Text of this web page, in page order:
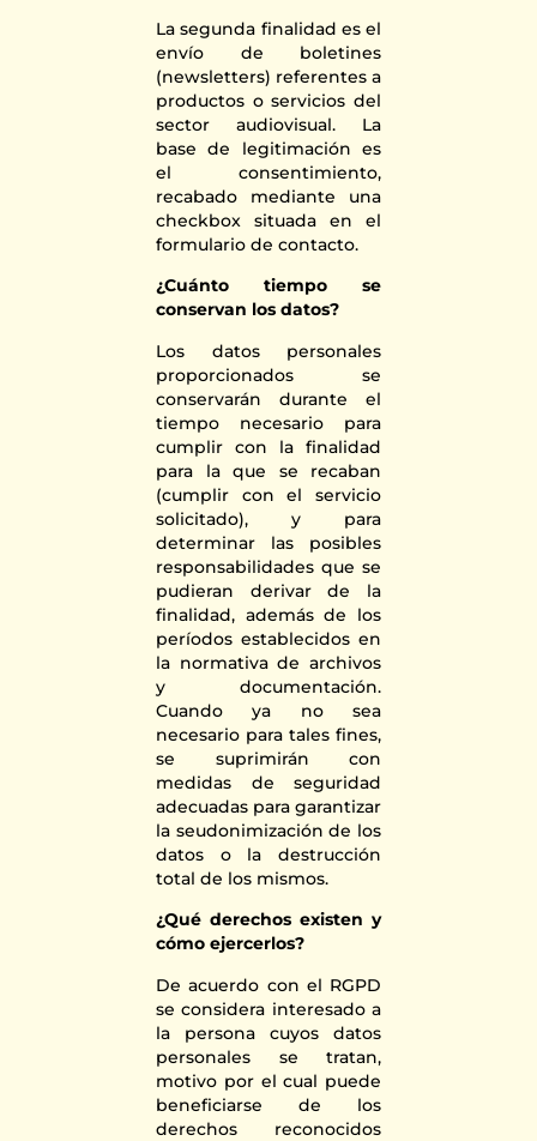
La segunda finalidad es el
envío de boletines
(newsletters) referentes a
productos o servicios del
sector audiovisual. La
base de legitimación es
el consentimiento,
recabado mediante una
checkbox situada en el
formulario de contacto.
¿Cuánto tiempo se
conservan los datos?
Los datos personales
proporcionados se
conservarán durante el
tiempo necesario para
cumplir con la finalidad
para la que se recaban
(cumplir con el servicio
solicitado), y para
determinar las posibles
responsabilidades que se
pudieran derivar de la
finalidad, además de los
períodos establecidos en
la normativa de archivos
y documentación.
Cuando ya no sea
necesario para tales fines,
se suprimirán con
medidas de seguridad
adecuadas para garantizar
la seudonimización de los
datos o la destrucción
total de los mismos.
¿Qué derechos existen y
cómo ejercerlos?
De acuerdo con el RGPD
se considera interesado a
la persona cuyos datos
personales se tratan,
motivo por el cual puede
beneficiarse de los
derechos reconocidos